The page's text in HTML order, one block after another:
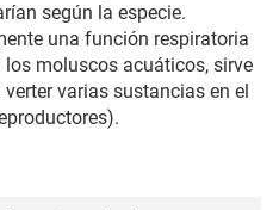
según la especie.
una función respiratoria
moluscos acuáticos, sirve
varias sustancias en el